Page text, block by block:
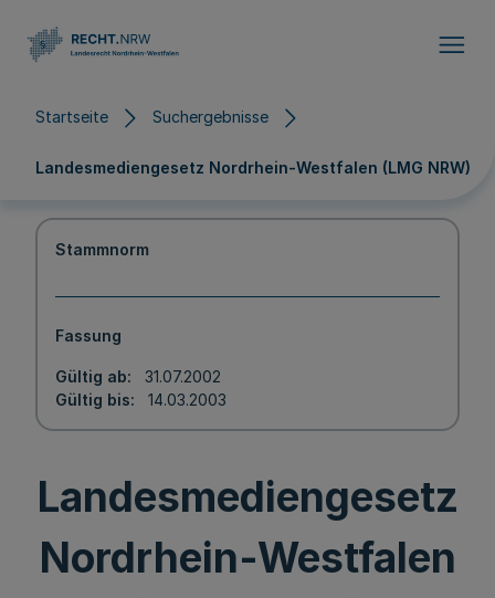
Startseite Suchergebnisse
Landesmediengesetz Nordrhein-Westfalen (LMG NRW)
Stammnorm
Fassung
Gültig ab
31.07.2002
Gültig bis
14.03.2003
Landesmediengesetz
Nordrhein-Westfalen